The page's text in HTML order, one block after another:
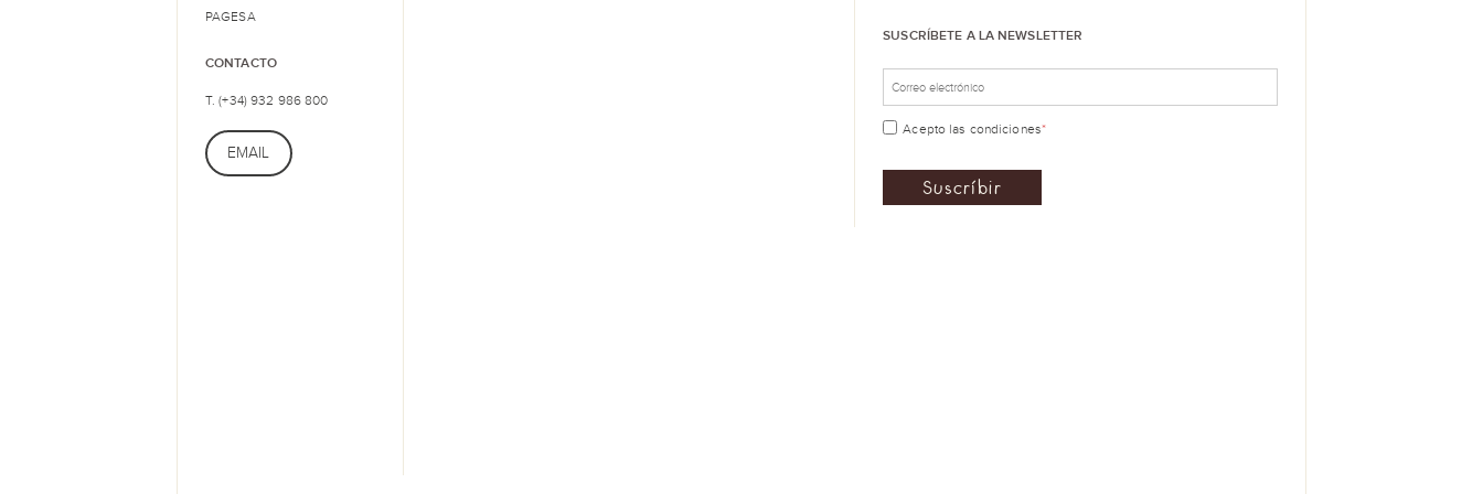
PAGESA
CONTACTO
T. (+34) 932 986 800
EMAIL
SUSCRÍBETE A LA NEWSLETTER
Acepto las condiciones*